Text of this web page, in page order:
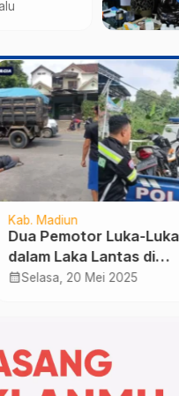
Kab. Madiun
Dua Pemotor Luka-Luka
dalam Laka Lantas di
Jalan Nasional Madiun-
calendar_monthSelasa, 20 Mei 2025